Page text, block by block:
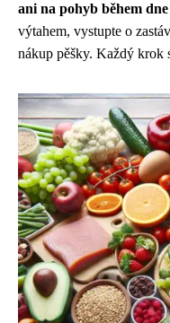
ani na pohyb během dne
výtahem, vystupte o
nákup pěšky. Každý krok